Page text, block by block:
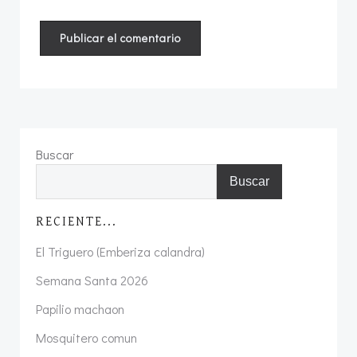
Buscar
Buscar
RECIENTE...
El Triguero (Emberiza calandra)
Semana Santa 2026
Papilio machaon
Mosquitero comun